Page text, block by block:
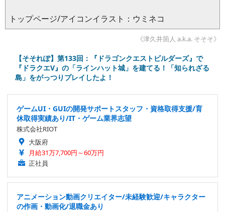
トップページ/アイコンイラスト：ウミネコ
《津久井箇人 a.k.a. そそそ》
【そそれぽ】第133回：『ドラゴンクエストビルダーズ』で
『ドラクエV』の「ラインハット城」を建てる！「知られざる
島」をがっつりプレイしたよ！
ゲームUI・GUIの開発サポートスタッフ・資格取得支援/育
休取得実績あり/IT・ゲーム業界志望
株式会社RIOT
大阪府
月給31万7,700円～60万円
正社員
アニメーション動画クリエイター/未経験歓迎/キャラクター
の作画・動画化/退職金あり